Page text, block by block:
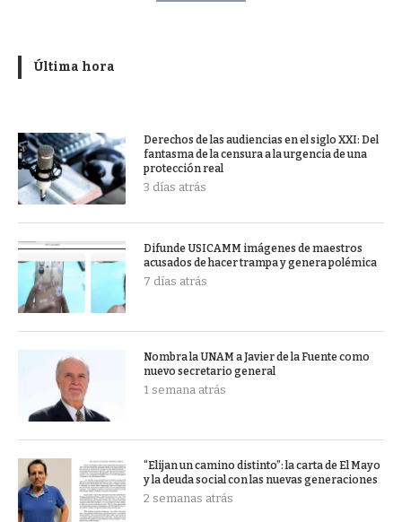
Última hora
Derechos de las audiencias en el siglo XXI: Del
fantasma de la censura a la urgencia de una
protección real
3 días atrás
Difunde USICAMM imágenes de maestros
acusados de hacer trampa y genera polémica
7 días atrás
Nombra la UNAM a Javier de la Fuente como
nuevo secretario general
1 semana atrás
“Elijan un camino distinto”: la carta de El Mayo
y la deuda social con las nuevas generaciones
2 semanas atrás